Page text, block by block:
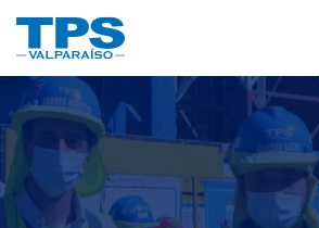
Somos TPS
Nuestra Visión Estratégica